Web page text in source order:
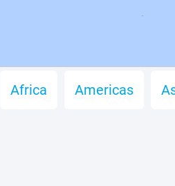
Africa Americas